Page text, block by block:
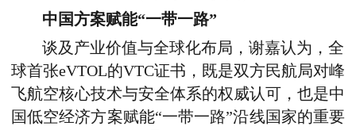
中国方案赋能“一带一路”
谈及产业价值与全球化布局，谢嘉认为，全
球首张eVTOL的VTC证书，既是双方民航局对峰
飞航空核心技术与安全体系的权威认可，也是中
国低空经济方案赋能“一带一路”沿线国家的重要